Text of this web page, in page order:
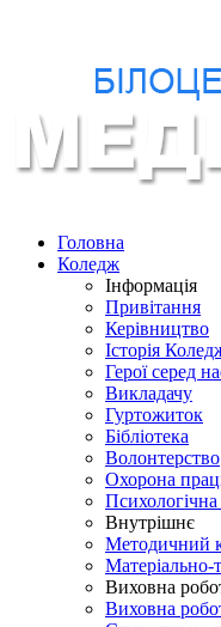
Головна
Коледж
Інформація
Привітання
Керівництво
Історія
Герої серед
Викладачу
Гуртожиток
Бібліотека
Волонтерство
Охорона
Внутрішнє
Методичний
Матеріально-
Виховна
Виховна